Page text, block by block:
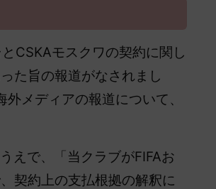
CSKAモスクワの契約に関し
た旨の報道がなされまし
メディアの報道について、
えで、「当クラブがFIFAお
契約上の支払根拠の解釈に